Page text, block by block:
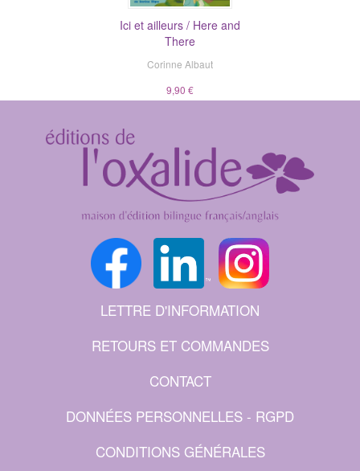
Ici et ailleurs / Here and
There
Corinne Albaut
9,90 €
LETTRE D'INFORMATION
RETOURS ET COMMANDES
CONTACT
DONNÉES PERSONNELLES - RGPD
CONDITIONS GÉNÉRALES